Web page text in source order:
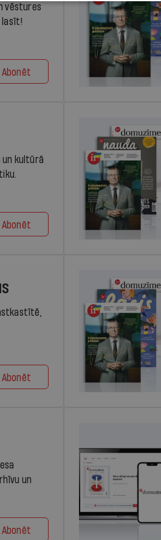
vēstures
lasīt!
Abonēt
un kultūrā
Abonēt
Abonēt
un
Abonēt